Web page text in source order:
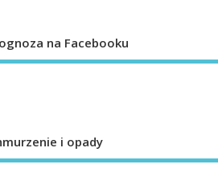
na Facebooku
i opady